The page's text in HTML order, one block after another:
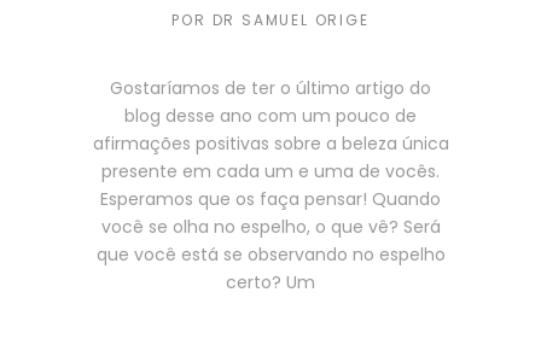
POR DR SAMUEL ORIGE
Gostaríamos de ter o último artigo do
blog desse ano com um pouco de
afirmações positivas sobre a beleza única
presente em cada um e uma de vocês.
Esperamos que os faça pensar! Quando
você se olha no espelho, o que vê? Será
que você está se observando no espelho
certo? Um